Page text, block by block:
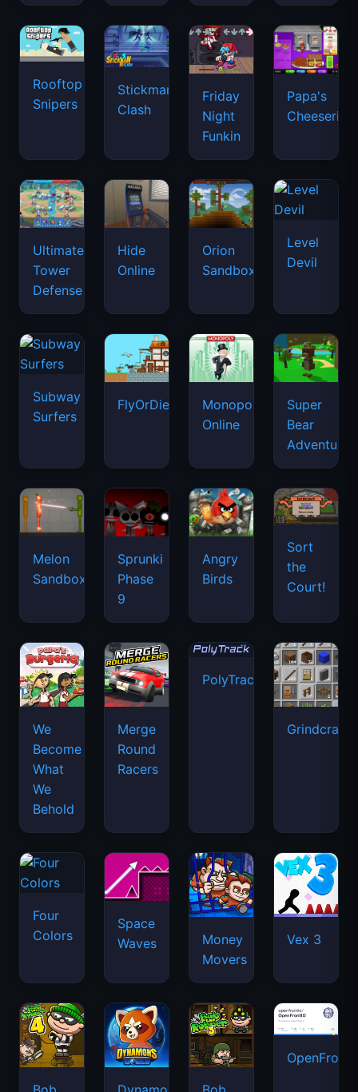
Rooftop
Snipers
Stickman
Clash
Friday
Night
Funkin
Papa's
Cheeseria
Ultimate
Tower
Defense
Hide
Online
Orion
Sandbox
Level
Devil
Subway
Surfers
FlyOrDie.io
Monopoly
Online
Super
Bear
Adventure
Melon
Sandbox
Sprunki
Phase
9
Angry
Birds
Sort
the
Court!
We
Become
What
We
Behold
Merge
Round
Racers
PolyTrack
Grindcraft
Four
Colors
Space
Waves
Money
Movers
Vex 3